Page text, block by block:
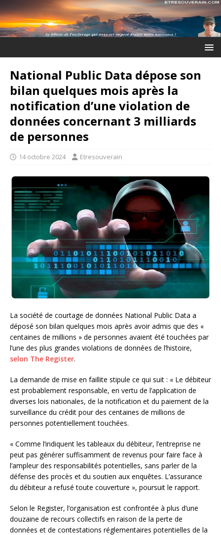
National Public Data dépose son
bilan quelques mois après la
notification d’une violation de
données concernant 3 milliards
de personnes
14 octobre 2024 Etresouverain
La société de courtage de données National Public Data a
déposé son bilan quelques mois après avoir admis que des «
centaines de millions » de personnes avaient été touchées par
l’une des plus grandes violations de données de l’histoire,
selon The Register.
La demande de mise en faillite stipule ce qui suit : « Le débiteur
est probablement responsable, en vertu de l’application de
diverses lois nationales, de la notification et du paiement de la
surveillance du crédit pour des centaines de millions de
personnes potentiellement touchées.
« Comme l’indiquent les tableaux du débiteur, l’entreprise ne
peut pas générer suffisamment de revenus pour faire face à
l’ampleur des responsabilités potentielles, sans parler de la
défense des procès et du soutien aux enquêtes. L’assurance
du débiteur a refusé toute couverture », poursuit le rapport.
Selon le Register, l’organisation est confrontée à plus d’une
douzaine de recours collectifs en raison de la perte de
données et de contestations réglementaires potentielles de la